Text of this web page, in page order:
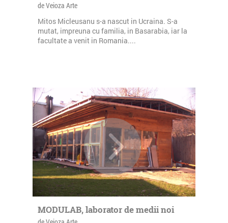
de Veioza Arte
Mitos Micleusanu s-a nascut in Ucraina. S-a
mutat, impreuna cu familia, in Basarabia, iar la
facultate a venit in Romania....
MODULAB, laborator de medii noi